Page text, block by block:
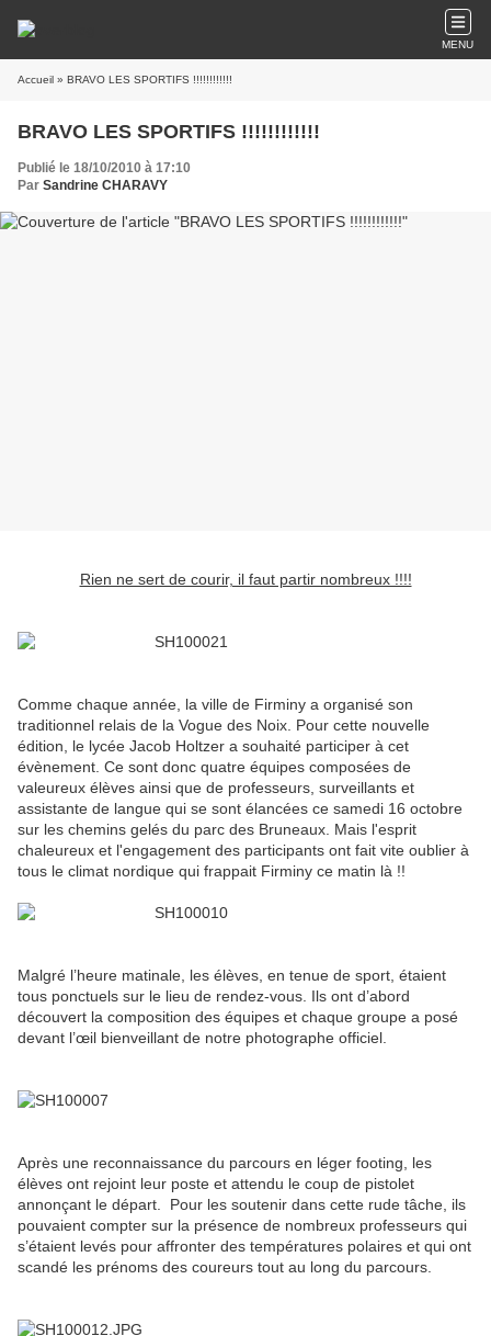
MENU
Accueil » BRAVO LES SPORTIFS !!!!!!!!!!!!
BRAVO LES SPORTIFS !!!!!!!!!!!!
Publié le 18/10/2010 à 17:10
Par Sandrine CHARAVY
Rien ne sert de courir, il faut partir nombreux !!!!
Comme chaque année, la ville de Firminy a organisé son
traditionnel relais de la Vogue des Noix. Pour cette nouvelle
édition, le lycée Jacob Holtzer a souhaité participer à cet
évènement. Ce sont donc quatre équipes composées de
valeureux élèves ainsi que de professeurs, surveillants et
assistante de langue qui se sont élancées ce samedi 16 octobre
sur les chemins gelés du parc des Bruneaux. Mais l'esprit
chaleureux et l'engagement des participants ont fait vite oublier à
tous le climat nordique qui frappait Firminy ce matin là !!
Malgré l’heure matinale, les élèves, en tenue de sport, étaient
tous ponctuels sur le lieu de rendez-vous. Ils ont d’abord
découvert la composition des équipes et chaque groupe a posé
devant l’œil bienveillant de notre photographe officiel.
Après une reconnaissance du parcours en léger footing, les
élèves ont rejoint leur poste et attendu le coup de pistolet
annonçant le départ. Pour les soutenir dans cette rude tâche, ils
pouvaient compter sur la présence de nombreux professeurs qui
s’étaient levés pour affronter des températures polaires et qui ont
scandé les prénoms des coureurs tout au long du parcours.